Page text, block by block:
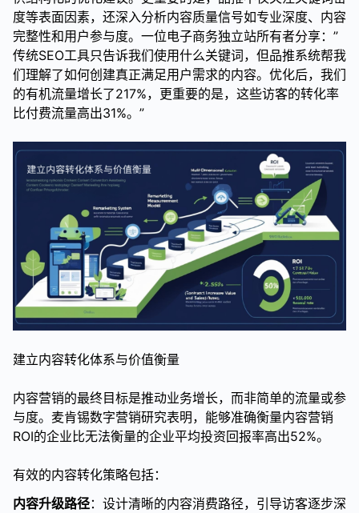
度等表面因素，还深入分析内容质量信号如专业深度、内容
完整性和用户参与度。一位电子商务独立站所有者分享：”
传统SEO工具只告诉我们使用什么关键词，但品推系统帮我
们理解了如何创建真正满足用户需求的内容。优化后，我们
的有机流量增长了217%，更重要的是，这些访客的转化率
比付费流量高出31%。”
建立内容转化体系与价值衡量
内容营销的最终目标是推动业务增长，而非简单的流量或参
与度。麦肯锡数字营销研究表明，能够准确衡量内容营销
ROI的企业比无法衡量的企业平均投资回报率高出52%。
有效的内容转化策略包括：
内容升级路径：设计清晰的内容消费路径，引导访客逐步深